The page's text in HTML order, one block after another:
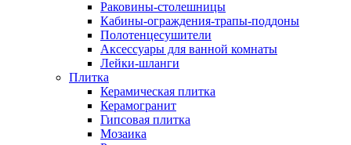
Раковины-столешницы
Кабины-ограждения-трапы-поддоны
Полотенцесушители
Аксессуары для ванной комнаты
Лейки-шланги
Плитка
Керамическая плитка
Керамогранит
Гипсовая плитка
Мозаика